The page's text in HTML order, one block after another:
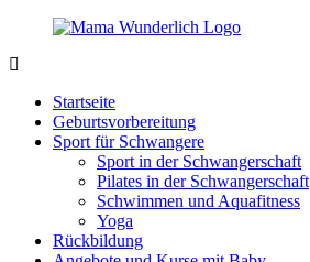
Zurück
Inhalt
sein
wunderbar!
Startseite
Geburtsvorbereitung
Sport für Schwangere
Sport in der Schwangerschaft
Pilates in der Schwangerschaft
Schwimmen und Aquafitness
Yoga
Rückbildung